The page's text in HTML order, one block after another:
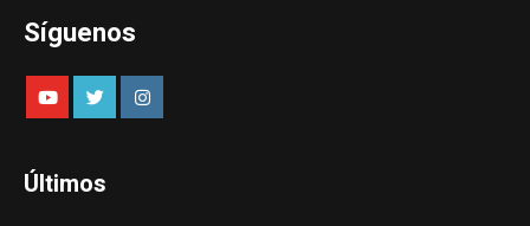
Síguenos
Últimos